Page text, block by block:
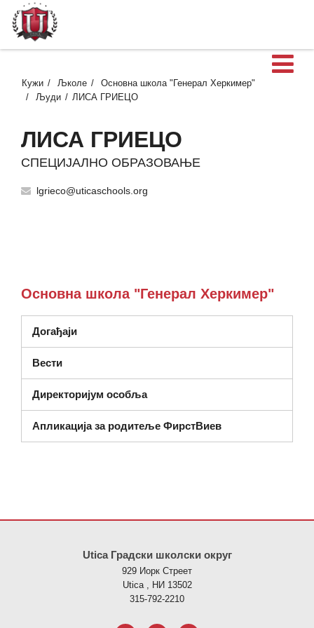
Кужи Љколе
Основна школа "Генерал Херкимер"
Људи
ЛИСА ГРИЕЦО
ЛИСА ГРИЕЦО
СПЕЦИЈАЛНО ОБРАЗОВАЊЕ
lgrieco@uticaschools.org
Основна школа "Генерал Херкимер"
Догађаји
Вести
Директоријум особља
Апликација за родитеље ФирстВиев
Utica Градски школски округ
929 Иорк Стреет
Utica , НИ 13502
315-792-2210